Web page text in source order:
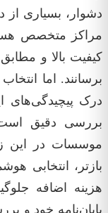
دشوار، بسیاری از
مراکز متخصص
کیفیت بالا و
برسانند. اما
درک پیچیدگی‌های
بررسی دقیق
موسسات در این
بازتر، انتخابی
هزینه‌ اضافه
پایان‌نامه خود و